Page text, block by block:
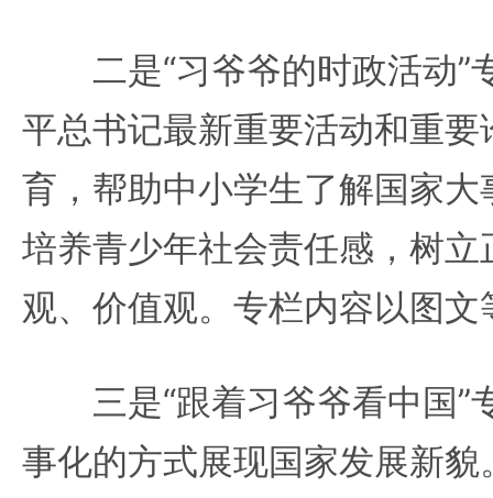
二是“习爷爷的时政活动”
平总书记最新重要活动和重
育，帮助中小学生了解国家
培养青少年社会责任感，树
观、价值观。专栏内容以图文
三是“跟着习爷爷看中国”
事化的方式展现国家发展新